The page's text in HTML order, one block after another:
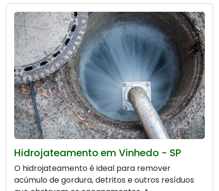
Hidrojateamento em Vinhedo - SP
O hidrojateamento é ideal para remover
acúmulo de gordura, detritos e outros resíduos